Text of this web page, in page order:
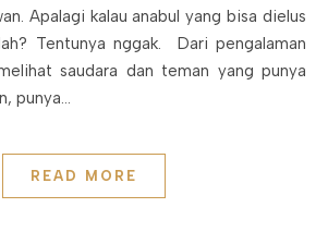
Apalagi kalau anabul yang bisa dielus
Tentunya nggak. Dari pengalaman
saudara dan teman yang punya
punya…
READ MORE